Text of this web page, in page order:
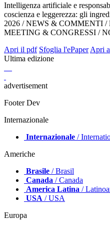
Intelligenza artificiale e
coscienza e leggerezza: gli
2026 / NEWS & COMMENTI /
MEETING & CONGRESSI /
Apri il pdf Sfoglia l'ePaper Apri
Ultima edizione
advertisement
Footer Dev
Internazionale
Internazionale /
Americhe
Brasile / Brasil
Canada / Canada
America Latina /
USA / USA
Europa